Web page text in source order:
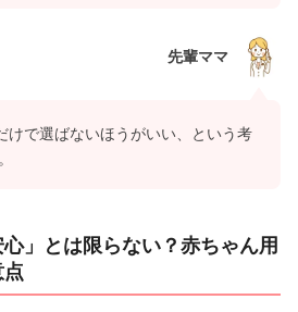
先輩ママ
けで選ばないほうがいい、という考
心」とは限らない？赤ちゃん用